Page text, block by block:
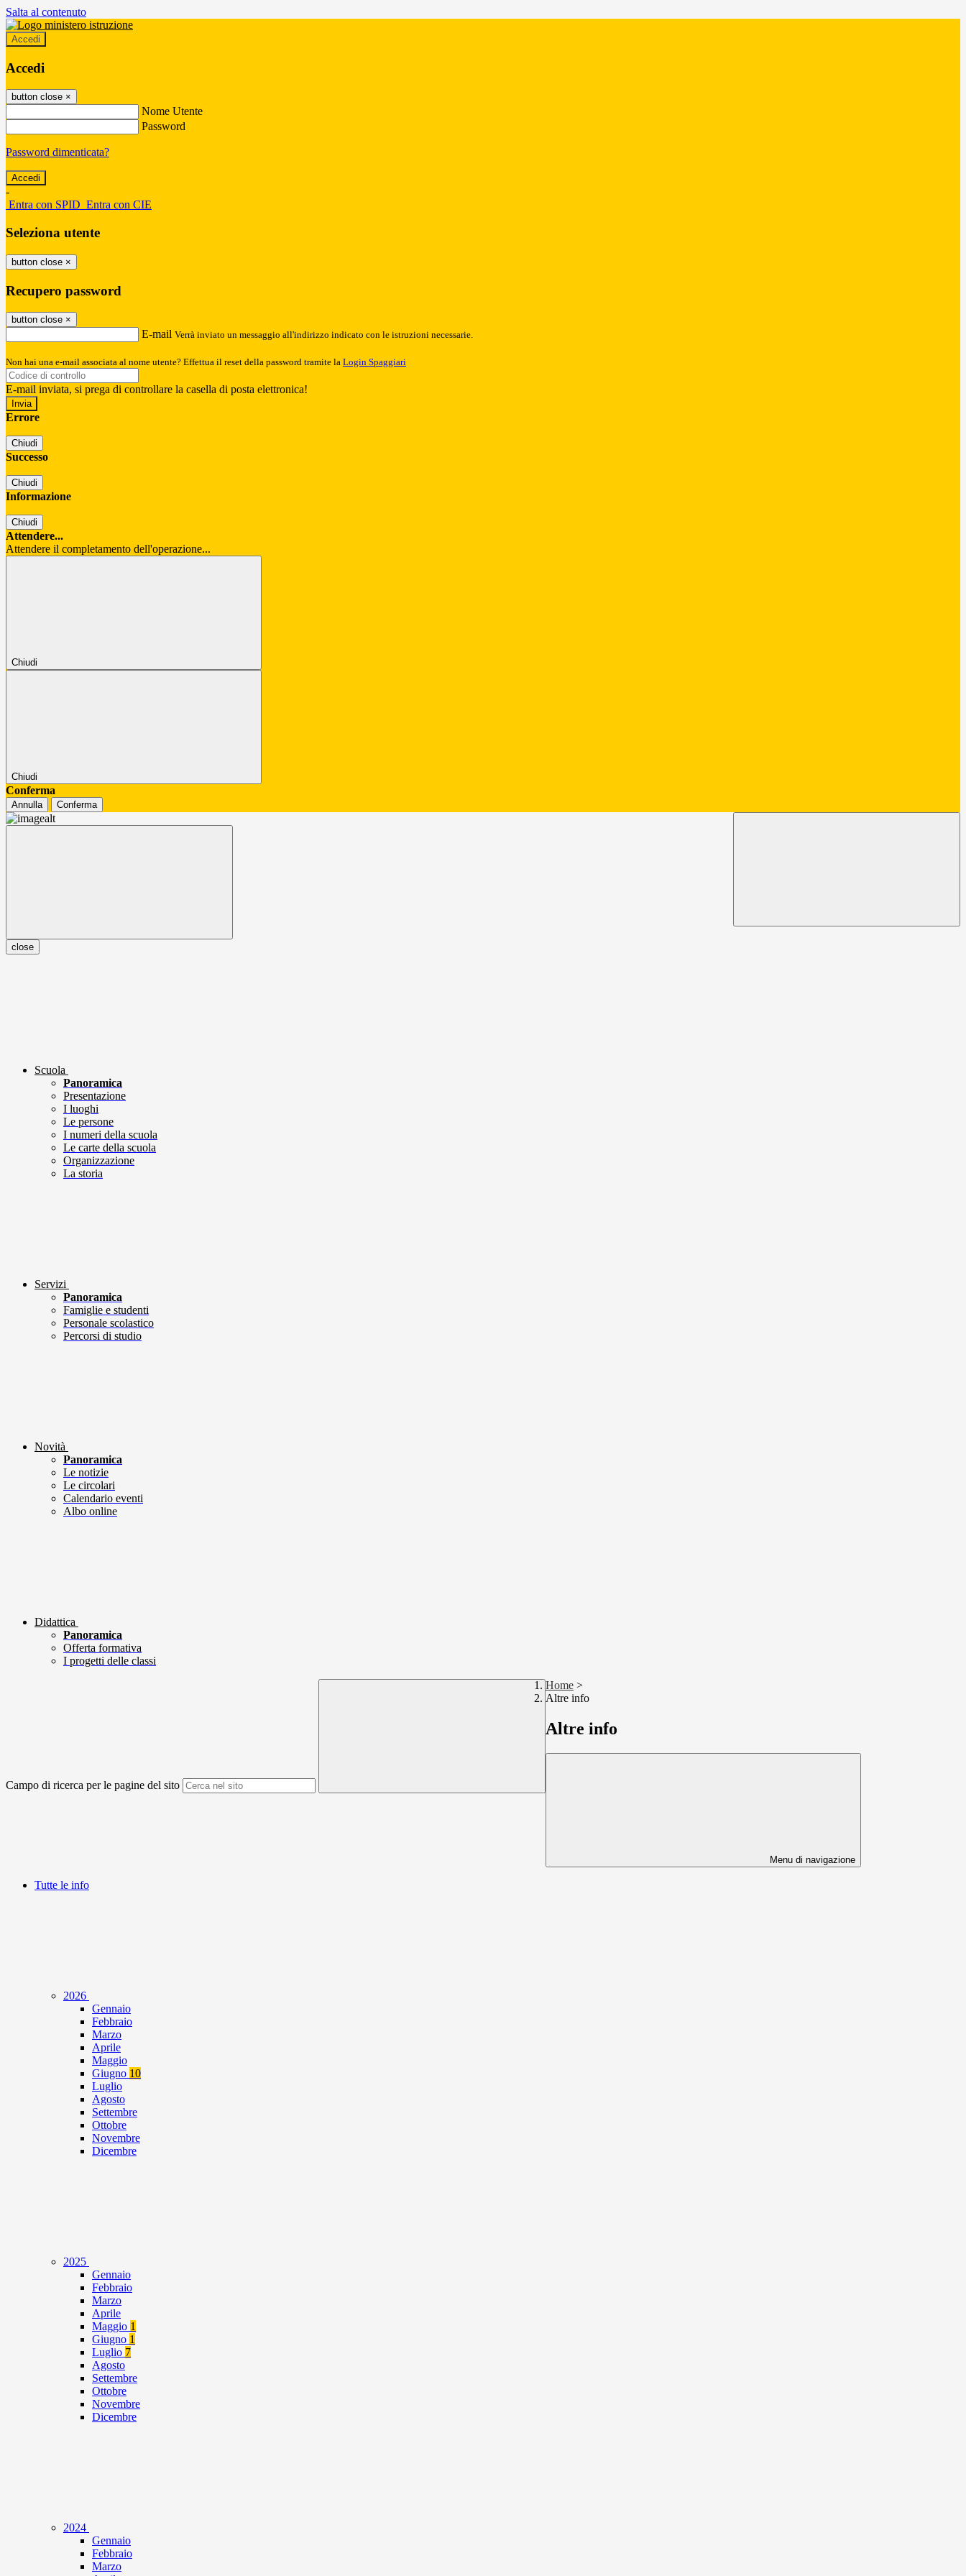
Salta al contenuto
Accedi
Accedi
button close ×
Nome Utente
Password
Password dimenticata?
-
Entra con SPID Entra con CIE
Seleziona utente
button close ×
Recupero password
button close ×
E-mail Verrà inviato un messaggio all'indirizzo indicato con le istruzioni necessarie.
Non hai una e-mail associata al nome utente? Effettua il reset della password tramite la Login Spaggiari
E-mail inviata, si prega di controllare la casella di posta elettronica!
Errore
Chiudi
Successo
Chiudi
Informazione
Chiudi
Attendere...
Attendere il completamento dell'operazione...
Chiudi
Chiudi
Conferma
Annulla Conferma
close
Scuola
Panoramica
Presentazione
I luoghi
Le persone
I numeri della scuola
Le carte della scuola
Organizzazione
La storia
Servizi
Panoramica
Famiglie e studenti
Personale scolastico
Percorsi di studio
Novità
Panoramica
Le notizie
Le circolari
Calendario eventi
Albo online
Didattica
Panoramica
Offerta formativa
I progetti delle classi
Campo di ricerca per le pagine del sito
Home >
Altre info
Altre info
Menu di navigazione
Tutte le info
2026
Gennaio
Febbraio
Marzo
Aprile
Maggio
Giugno 10
Luglio
Agosto
Settembre
Ottobre
Novembre
Dicembre
2025
Gennaio
Febbraio
Marzo
Aprile
Maggio 1
Giugno 1
Luglio 7
Agosto
Settembre
Ottobre
Novembre
Dicembre
2024
Gennaio
Febbraio
Marzo